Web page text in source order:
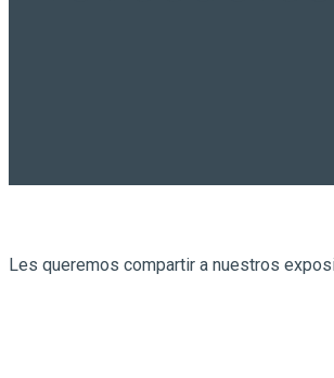
Les queremos compartir a nuestros